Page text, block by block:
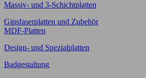
Massiv- und 3-Schichtplatten
Gipsfaserplatten und Zubehör
MDF-Platten
Design- und Spezialplatten
Badgestaltung